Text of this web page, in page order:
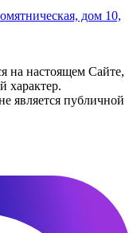
дом 10,
на настоящем Сайте,
характер.
является публичной